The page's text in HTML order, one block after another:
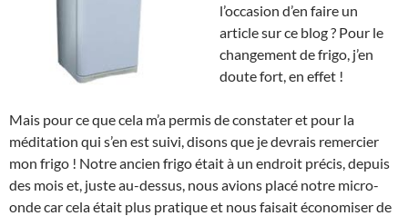
l’occasion d’en faire un
article sur ce blog ? Pour le
changement de frigo, j’en
doute fort, en effet !
Mais pour ce que cela m’a permis de constater et pour la
méditation qui s’en est suivi, disons que je devrais remercier
mon frigo ! Notre ancien frigo était à un endroit précis, depuis
des mois et, juste au-dessus, nous avions placé notre micro-
onde car cela était plus pratique et nous faisait économiser de